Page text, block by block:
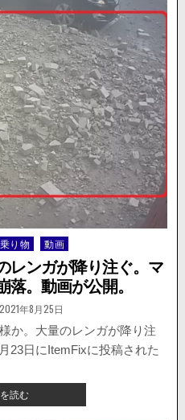
イ
ク
が
撮
影
さ
れ
る。
車
に
積
ん
で
い
た
酸
素
ボ
ン
ベ
が
爆
発。
バ
イ
ク
2
台
巻
き
ま
れ
乗り物 動画
レンガが降り注ぐ。マ
落。動画が公開。
掲
載
日：
2021年8月25日
か。大量のレンガが降り注
23日にItemFixに投稿された
読む【海
外